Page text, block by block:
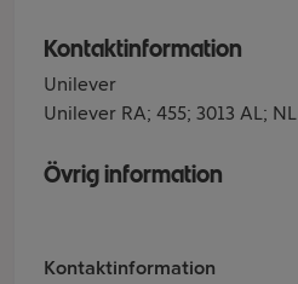
Kontaktinformation
Unilever
Unilever RA; 455; 3013 AL; NL
Övrig information
Kontaktinformation